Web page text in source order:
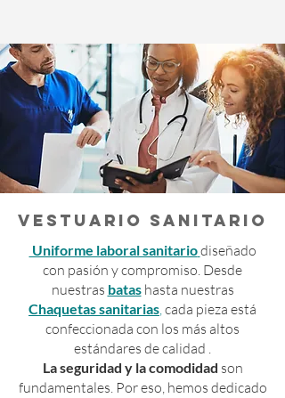
VESTUARIO SANITARIO
Uniforme laboral sanitariodiseñado
con pasión y compromiso. Desde
nuestras batashasta nuestras
Chaquetas sanitarias cada pieza está
confeccionada con los más altos
estándares de calidad .
La seguridad y la comodidad son
fundamentales. Por eso, hemos dedicado